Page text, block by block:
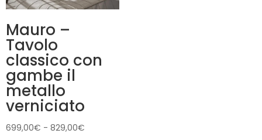
Mauro –
Tavolo
classico con
gambe il
metallo
verniciato
699,00€ - 829,00€